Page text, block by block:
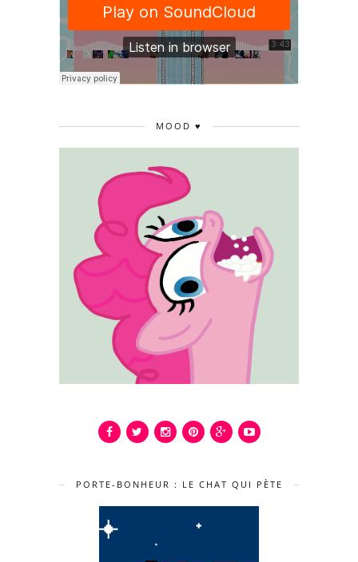
MOOD ♥
PORTE-BONHEUR : LE CHAT QUI PÈTE